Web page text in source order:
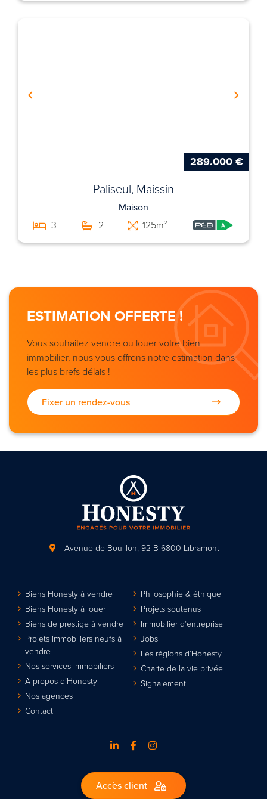
289.000 €
Paliseul, Maissin
Maison
3
2 125m²
ESTIMATION OFFERTE !
Vous souhaitez vendre ou louer votre bien
immobilier, nous vous offrons notre estimation dans
les plus brefs délais !
Fixer un rendez-vous
Avenue de Bouillon, 92 B-6800 Libramont
Biens Honesty à vendre
Biens Honesty à louer
Biens de prestige à vendre
Projets immobiliers neufs à
vendre
Nos services immobiliers
A propos d’Honesty
Nos agences
Contact
Philosophie & éthique
Projets soutenus
Immobilier d’entreprise
Jobs
Les régions d’Honesty
Charte de la vie privée
Signalement
Accès client